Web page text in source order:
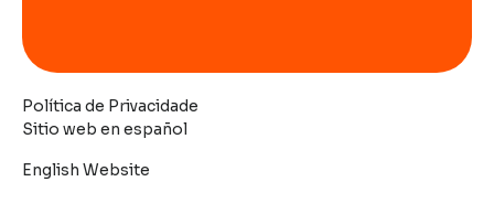
Sitio web en español
English Website
Política de Privacidade